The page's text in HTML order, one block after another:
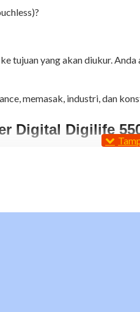
tujuan yang akan diukur.
memasak, industri, dan
Digital Digilife
50 to +550 C / -58 to +1022 F)
dapat dikirim untuk Area Jakarta